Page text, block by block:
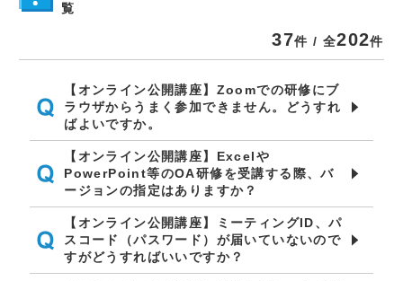
覧
37件 / 全202件
【オンライン公開講座】Zoomでの研修にブ
ラウザからうまく参加できません。どうすれ
ばよいですか。
【オンライン公開講座】Excelや
PowerPoint等のOA研修を受講する際、バ
ージョンの指定はありますか？
【オンライン公開講座】ミーティングID、パ
スコード（パスワード）が届いていないので
すがどうすればいいですか？